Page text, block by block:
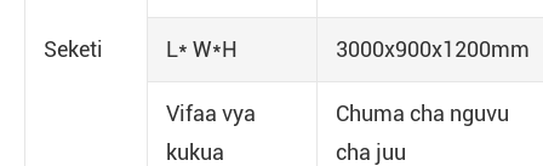
Seketi L* W*H 3000x900x1200mm
Vifaa vya
kukua
Chuma cha nguvu
cha juu